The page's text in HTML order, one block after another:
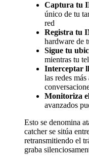
Captura tu
único de tu
red
Registra tu
hardware de
Sigue tu
mientras tu
Interceptar
las redes
Monitoriza
avanzados
Esto se denomina
catcher se sitúa
retransmitiendo el
graba